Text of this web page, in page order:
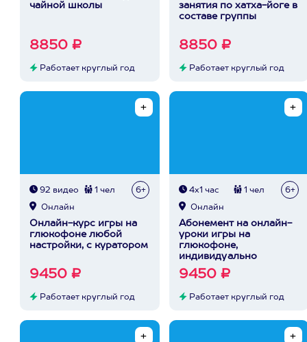
чайной школы
8850 ₽
Работает круглый год
занятия по хатха-йоге в
составе группы
8850 ₽
Работает круглый год
92 видео 1 чел 6+
Онлайн
Онлайн-курс игры на
глюкофоне любой
настройки, с куратором
9450 ₽
Работает круглый год
4х1 час 1 чел 6+
Онлайн
Абонемент на онлайн-
уроки игры на
глюкофоне,
индивидуально
9450 ₽
Работает круглый год